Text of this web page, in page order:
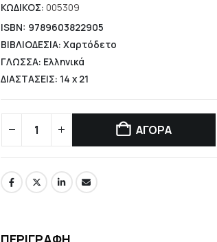
είναι:
8,90 €.
ΚΩΔΙΚΟΣ: 005309
ISBN: 9789603822905
ΒΙΒΛΙΟΔΕΣΙΑ: Χαρτόδετο
ΓΛΩΣΣΑ: Ελληνικά
ΔΙΑΣΤΑΣΕΙΣ: 14 x 21
ΑΓΟΡΑ